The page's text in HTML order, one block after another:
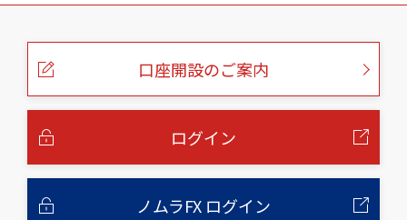
こ
口座開設のご案内
ログイン
ノムラFX ログイン